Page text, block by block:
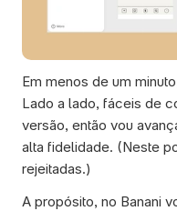
Em menos de um
Lado a lado, fáceis de
versão, então vou
alta fidelidade. (Neste
rejeitadas.)
A propósito, no Banani